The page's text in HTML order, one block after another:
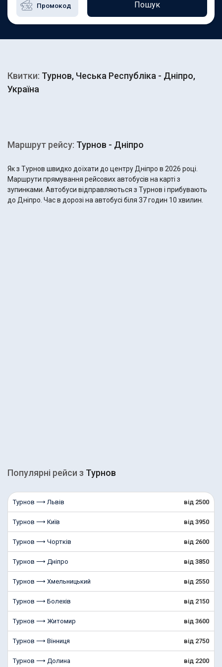
Пошук
Квитки: Турнов, Чеська Республіка - Дніпро,
Україна
Маршрут рейсу: Турнов - Дніпро
Як з Турнов швидко доїхати до центру Дніпро в 2026 році.
Маршрути прямування рейсових автобусів на карті з
зупинками. Автобуси відправляються з Турнов і прибувають
до Дніпро. Час в дорозі на автобусі біля 37 годин 10 хвилин.
Популярні рейcи з Турнов
Турнов ⟶ Львів від 2500
Турнов ⟶ Київ від 3950
Турнов ⟶ Чортків від 2600
Турнов ⟶ Дніпро від 3850
Турнов ⟶ Хмельницький від 2550
Турнов ⟶ Болехів від 2150
Турнов ⟶ Житомир від 3600
Турнов ⟶ Вінниця від 2750
Турнов ⟶ Долина від 2200